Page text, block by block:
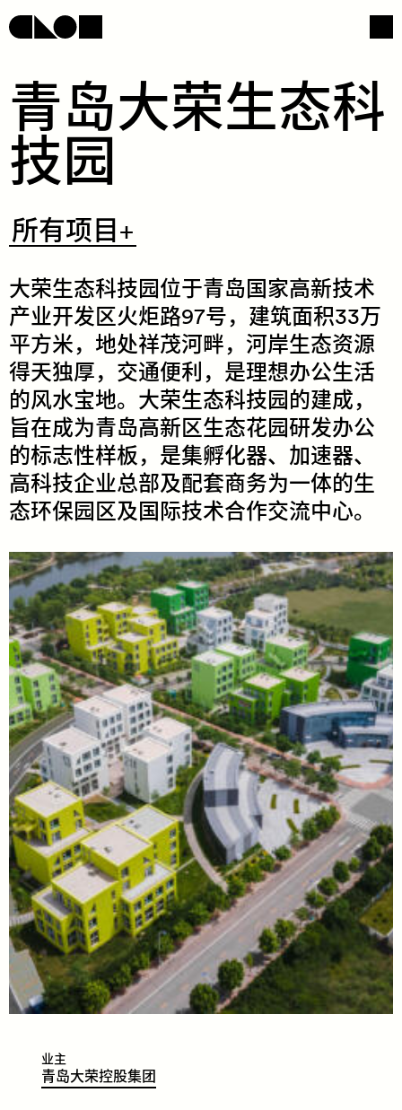
网页导航
/
​青​​岛​​大​​荣​​生​​态​​科​​
技​​园​
​所有项目+
所有项目+
​大​​荣​​生​​态​​科​​技​​园​​位​​于​​青​​岛​​国​​家​​高​​新​​技​​术​​
产​​业​​开​​发​​区​​火​​炬​​路​97​号，​​建​​筑​​面​​积​33​万​​
平​​方​​米​，​地​​处​​祥​​茂​​河​​畔​，​河​​岸​​生​​态​​资​​源​​
得​​天​​独​​厚​，​交​​通​​便​​利​，​是​​理​​想​​办​​公​​生​​活​​
的​​风​​水​​宝​​地。​​大​​荣​​生​​态​​科​​技​​园​​的​​建​​成​，​
旨​​在​​成​​为​​青​​岛​​高​​新​​区​​生​​态​​花​​园​​研​​发​​办​​公​​
的​​标​​志​​性​​样​​板​，​是​​集​​孵​​化​​器、​​加​​速​​器​、​
高​​科​​技​​企​​业​​总​​部​​及​​配​​套​​商​​务​​为​​一​​体​​的​​生​​
态​​环​​保​​园​​区​​及​​国​​际​​技​​术​​合​​作​​交​​流​​中​​心​。
业主
​​​​青岛大荣控股集团